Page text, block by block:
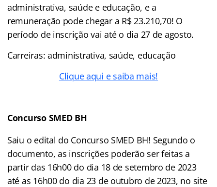
administrativa, saúde e educação, e a
remuneração pode chegar a R$ 23.210,70! O
período de inscrição vai até o dia 27 de agosto.
Carreiras: administrativa, saúde, educação
Clique aqui e saiba mais!
Concurso SMED BH
Saiu o edital do Concurso SMED BH! Segundo o
documento, as inscrições poderão ser feitas a
partir das 16h00 do dia 18 de setembro de 2023
até as 16h00 do dia 23 de outubro de 2023, no site